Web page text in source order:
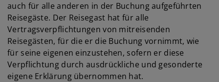
auch für alle anderen in der Buchung aufgeführten
Reisegäste. Der Reisegast hat für alle
Vertragsverpflichtungen von mitreisenden
Reisegästen, für die er die Buchung vornimmt, wie
für seine eigenen einzustehen, sofern er diese
Verpflichtung durch ausdrückliche und gesonderte
eigene Erklärung übernommen hat.